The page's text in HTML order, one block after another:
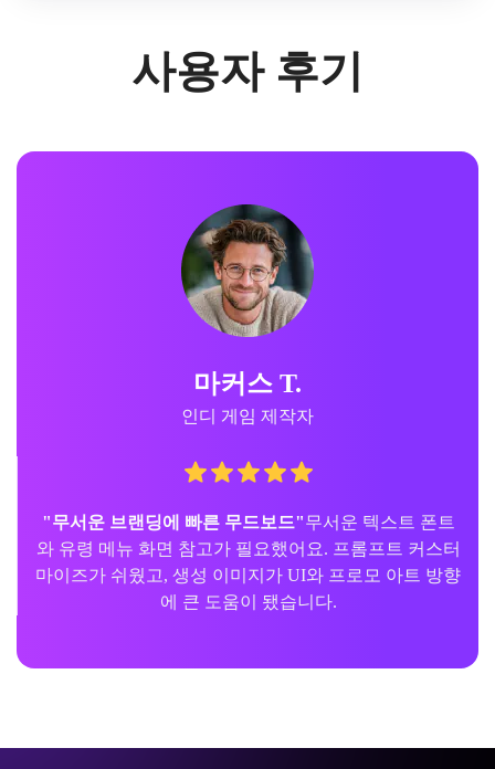
사용자 후기
마커스 T.
인디 게임 제작자
"무서운 브랜딩에 빠른 무드보드"무서운 텍스트 폰트
와 유령 메뉴 화면 참고가 필요했어요. 프롬프트 커스터
마이즈가 쉬웠고, 생성 이미지가 UI와 프로모 아트 방향
에 큰 도움이 됐습니다.